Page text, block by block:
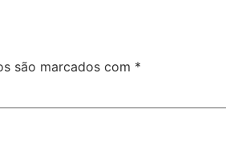
são marcados com *